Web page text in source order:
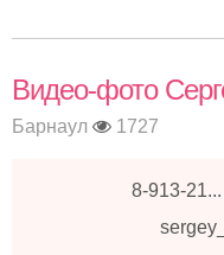
Видео-фото
Барнаул 1727
8-913-21...